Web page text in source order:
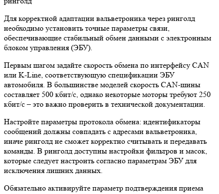
Для корректной адаптации вальветроника через ринголд
необходимо установить точные параметры связи,
обеспечивающие стабильный обмен данными с электронным
блоком управления (ЭБУ).
Первым шагом задайте скорость обмена по интерфейсу CAN
или K-Line, соответствующую спецификации ЭБУ
автомобиля. В большинстве моделей скорость CAN-шины
составляет 500 кбит/с, однако некоторые моторы требуют 250
кбит/с – это важно проверить в технической документации.
Настройте параметры протокола обмена: идентификаторы
сообщений должны совпадать с адресами вальветроника,
иначе ринголд не сможет корректно считывать и передавать
команды. В ринголд доступны настройки фильтров и масок,
которые следует настроить согласно параметрам ЭБУ для
исключения лишних данных.
Обязательно активируйте параметр подтверждения приема